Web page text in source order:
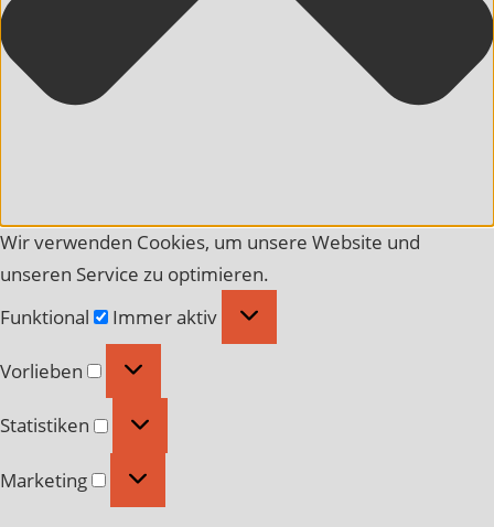
Wir verwenden Cookies, um unsere Website und
unseren Service zu optimieren.
Funktional
Funktional
Immer aktiv
Vorlieben Vorlieben
Statistiken Statistiken
Marketing Marketing